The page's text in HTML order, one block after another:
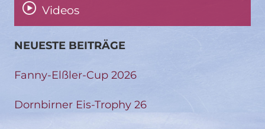
Videos
NEUESTE BEITRÄGE
Fanny-Elßler-Cup 2026
Dornbirner Eis-Trophy 26